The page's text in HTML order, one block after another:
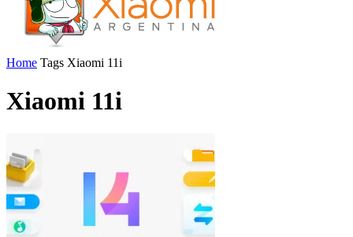
Home Tags Xiaomi 11i
Xiaomi 11i